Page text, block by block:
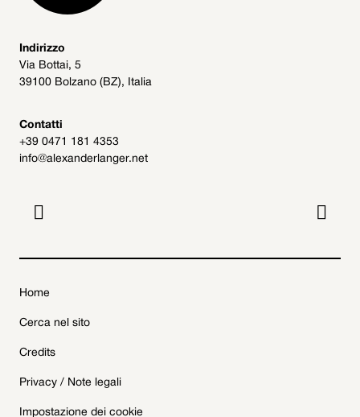
Indirizzo
Via Bottai, 5
39100 Bolzano (BZ), Italia
Contatti
+39 0471 181 4353
info@alexanderlanger.net
 
Home
Cerca nel sito
Credits
Privacy / Note legali
Impostazione dei cookie